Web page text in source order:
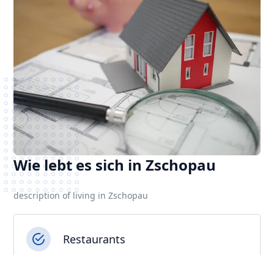
Wie lebt es sich in Zschopau
description of living in Zschopau
Restaurants